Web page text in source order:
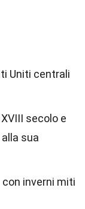
Uniti centrali
secolo e
sua
inverni miti